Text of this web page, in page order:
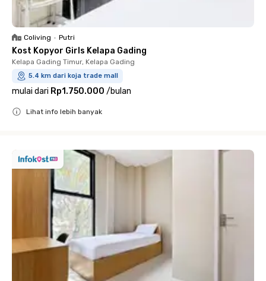
Coliving • Putri
Kost Kopyor Girls Kelapa Gading
Kelapa Gading Timur, Kelapa Gading
5.4 km dari koja trade mall
mulai dari Rp1.750.000 /bulan
Lihat info lebih banyak